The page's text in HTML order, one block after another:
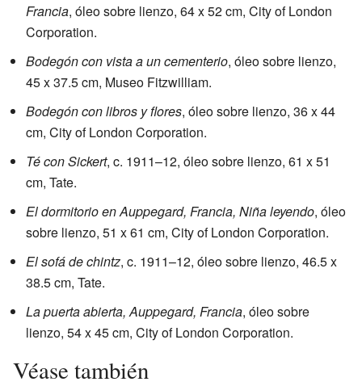
Francia, óleo sobre lienzo, 64 x 52 cm, City of London
Corporation.
Bodegón con vista a un cementerio, óleo sobre lienzo,
45 x 37.5 cm, Museo Fitzwilliam.
Bodegón con libros y flores, óleo sobre lienzo, 36 x 44
cm, City of London Corporation.
Té con Sickert, c. 1911–12, óleo sobre lienzo, 61 x 51
cm, Tate.
El dormitorio en Auppegard, Francia, Niña leyendo, óleo
sobre lienzo, 51 x 61 cm, City of London Corporation.
El sofá de chintz, c. 1911–12, óleo sobre lienzo, 46.5 x
38.5 cm, Tate.
La puerta abierta, Auppegard, Francia, óleo sobre
lienzo, 54 x 45 cm, City of London Corporation.
Véase también